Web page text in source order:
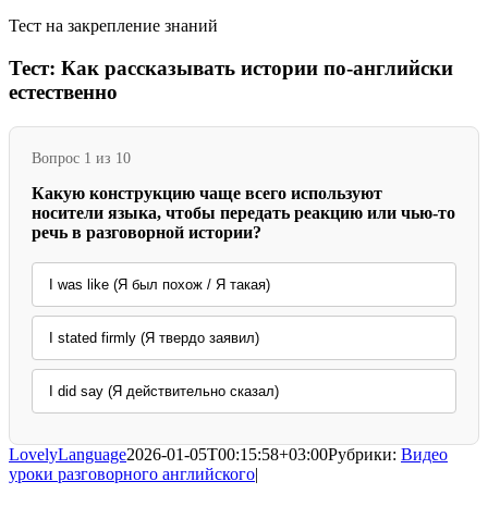
Тест на закрепление знаний
Тест: Как рассказывать истории по-английски
естественно
Вопрос 1 из 10
Какую конструкцию чаще всего используют
носители языка, чтобы передать реакцию или чью-то
речь в разговорной истории?
I was like (Я был похож / Я такая)
I stated firmly (Я твердо заявил)
I did say (Я действительно сказал)
LovelyLanguage2026-01-05T00:15:58+03:00Рубрики: Видео
уроки разговорного английского|